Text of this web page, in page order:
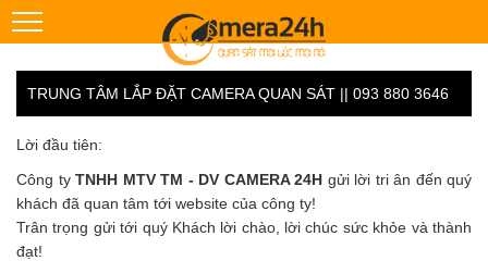
TRUNG TÂM LẮP ĐẶT CAMERA QUAN SÁT || 093 880 3646
Lời đầu tiên:
Công ty TNHH MTV TM - DV CAMERA 24H gửi lời tri ân đến quý
khách đã quan tâm tới website của công ty!
Trân trọng gửi tới quý Khách lời chào, lời chúc sức khỏe và thành
đạt!